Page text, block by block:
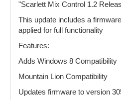
"Scarlett Mix Control 1.2
This update includes a
applied for full functionality
Features:
Adds Windows 8 Compatibility
Mountain Lion Compatibility
Updates firmware to version